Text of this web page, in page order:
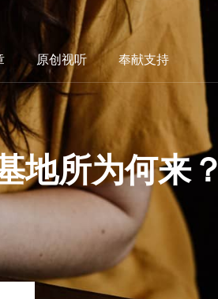
原创视听 奉献支持
地所为何来？